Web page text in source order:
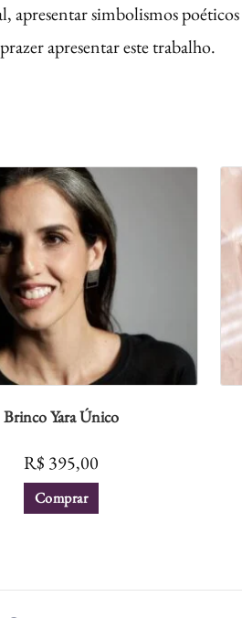
apresentar simbolismos
apresentar este trabalho.
Brinco Yara Único
R$ 395,00
Comprar